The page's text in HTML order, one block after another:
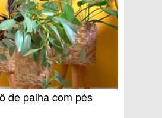
de palha com pés